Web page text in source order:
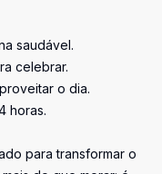
saudável.
celebrar.
o dia.
horas.
para transformar o